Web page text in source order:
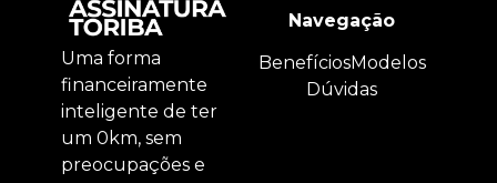
Uma forma
financeiramente
inteligente de ter
um 0km, sem
preocupações e
Navegação
BenefíciosModelos
Dúvidas